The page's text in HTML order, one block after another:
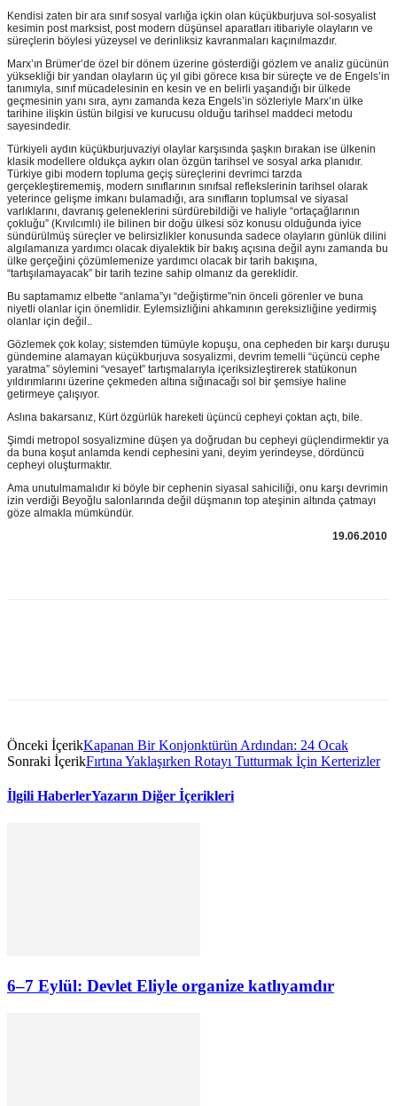
Kendisi zaten bir ara sınıf sosyal varlığa içkin olan küçükburjuva sol-sosyalist
kesimin post marksist, post modern düşünsel aparatları itibariyle olayların ve
süreçlerin böylesi yüzeysel ve derinliksiz kavranmaları kaçınılmazdır.
Marx’ın Brümer’de özel bir dönem üzerine gösterdiği gözlem ve analiz gücünün
yüksekliği bir yandan olayların üç yıl gibi görece kısa bir süreçte ve de Engels’in
tanımıyla, sınıf mücadelesinin en kesin ve en belirli yaşandığı bir ülkede
geçmesinin yanı sıra, aynı zamanda keza Engels’in sözleriyle Marx’ın ülke
tarihine ilişkin üstün bilgisi ve kurucusu olduğu tarihsel maddeci metodu
sayesindedir.
Türkiyeli aydın küçükburjuvaziyi olaylar karşısında şaşkın bırakan ise ülkenin
klasik modellere oldukça aykırı olan özgün tarihsel ve sosyal arka planıdır.
Türkiye gibi modern topluma geçiş süreçlerini devrimci tarzda
gerçekleştirememiş, modern sınıflarının sınıfsal reflekslerinin tarihsel olarak
yeterince gelişme imkanı bulamadığı, ara sınıfların toplumsal ve siyasal
varlıklarını, davranış geleneklerini sürdürebildiği ve haliyle “ortaçağlarının
çokluğu” (Kıvılcımlı) ile bilinen bir doğu ülkesi söz konusu olduğunda iyice
sündürülmüş süreçler ve belirsizlikler konusunda sadece olayların günlük dilini
algılamanıza yardımcı olacak diyalektik bir bakış açısına değil aynı zamanda bu
ülke gerçeğini çözümlemenize yardımcı olacak bir tarih bakışına,
“tartışılamayacak” bir tarih tezine sahip olmanız da gereklidir.
Bu saptamamız elbette “anlama”yı “değiştirme”nin önceli görenler ve buna
niyetli olanlar için önemlidir. Eylemsizliğini ahkamının gereksizliğine yedirmiş
olanlar için değil..
Gözlemek çok kolay; sistemden tümüyle kopuşu, ona cepheden bir karşı duruşu
gündemine alamayan küçükburjuva sosyalizmi, devrim temelli “üçüncü cephe
yaratma” söylemini “vesayet” tartışmalarıyla içeriksizleştirerek statükonun
yıldırımlarını üzerine çekmeden altına sığınacağı sol bir şemsiye haline
getirmeye çalışıyor.
Aslına bakarsanız, Kürt özgürlük hareketi üçüncü cepheyi çoktan açtı, bile.
Şimdi metropol sosyalizmine düşen ya doğrudan bu cepheyi güçlendirmektir ya
da buna koşut anlamda kendi cephesini yani, deyim yerindeyse, dördüncü
cepheyi oluşturmaktır.
Ama unutulmamalıdır ki böyle bir cephenin siyasal sahiciliği, onu karşı devrimin
izin verdiği Beyoğlu salonlarında değil düşmanın top ateşinin altında çatmayı
göze almakla mümkündür.
19.06.2010
Önceki İçerikKapanan Bir Konjonktürün Ardından: 24 Ocak
Sonraki İçerikFırtına Yaklaşırken Rotayı Tutturmak İçin Kerterizler
İlgili HaberlerYazarın Diğer İçerikleri
6–7 Eylül: Devlet Eliyle organize katlıyamdır